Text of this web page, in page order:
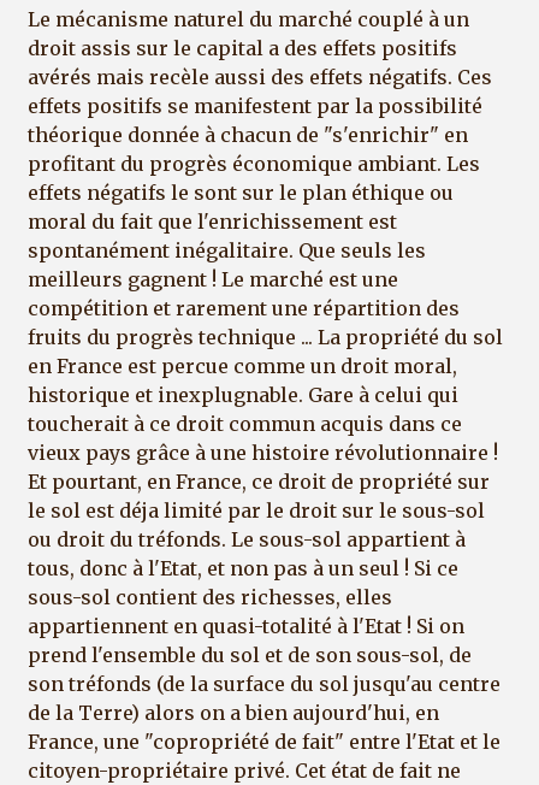
Le mécanisme naturel du marché couplé à un
droit assis sur le capital a des effets positifs
avérés mais recèle aussi des effets négatifs. Ces
effets positifs se manifestent par la possibilité
théorique donnée à chacun de "s'enrichir" en
profitant du progrès économique ambiant. Les
effets négatifs le sont sur le plan éthique ou
moral du fait que l'enrichissement est
spontanément inégalitaire. Que seuls les
meilleurs gagnent ! Le marché est une
compétition et rarement une répartition des
fruits du progrès technique ... La propriété du sol
en France est percue comme un droit moral,
historique et inexplugnable. Gare à celui qui
toucherait à ce droit commun acquis dans ce
vieux pays grâce à une histoire révolutionnaire !
Et pourtant, en France, ce droit de propriété sur
le sol est déja limité par le droit sur le sous-sol
ou droit du tréfonds. Le sous-sol appartient à
tous, donc à l'Etat, et non pas à un seul ! Si ce
sous-sol contient des richesses, elles
appartiennent en quasi-totalité à l'Etat ! Si on
prend l'ensemble du sol et de son sous-sol, de
son tréfonds (de la surface du sol jusqu'au centre
de la Terre) alors on a bien aujourd'hui, en
France, une "copropriété de fait" entre l'Etat et le
citoyen-propriétaire privé. Cet état de fait ne